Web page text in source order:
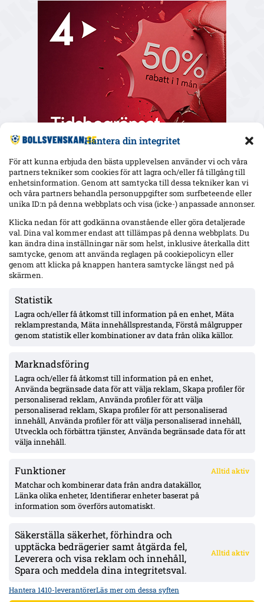
Hantera din integritet
För att kunna erbjuda den bästa upplevelsen använder vi och våra
partners tekniker som cookies för att lagra och/eller få tillgång till
enhetsinformation. Genom att samtycka till dessa tekniker kan vi
och våra partners behandla personuppgifter som surfbeteende eller
unika ID:n på denna webbplats och visa (icke-) anpassade annonser.
Klicka nedan för att godkänna ovanstående eller göra detaljerade
val. Dina val kommer endast att tillämpas på denna webbplats. Du
kan ändra dina inställningar när som helst, inklusive återkalla ditt
samtycke, genom att använda reglagen på cookiepolicyn eller
genom att klicka på knappen hantera samtycke längst ned på
skärmen.
Statistik
Lagra och/eller få åtkomst till information på en enhet, Mäta
reklamprestanda, Mäta innehållsprestanda, Förstå målgrupper
genom statistik eller kombinationer av data från olika källor.
Marknadsföring
Lagra och/eller få åtkomst till information på en enhet,
Använda begränsade data för att välja reklam, Skapa profiler för
personaliserad reklam, Använda profiler för att välja
personaliserad reklam, Skapa profiler för att personaliserad
innehåll, Använda profiler för att välja personaliserad innehåll,
Utveckla och förbättra tjänster, Använda begränsade data för att
välja innehåll.
Funktioner Alltid aktiv
Matchar och kombinerar data från andra datakällor,
Länka olika enheter, Identifierar enheter baserat på
information som överförs automatiskt.
Säkerställa säkerhet, förhindra och
upptäcka bedrägerier samt åtgärda fel,
Leverera och visa reklam och innehåll,
Spara och meddela dina integritetsval.
Alltid aktiv
Hantera 1410-leverantörerLäs mer om dessa syften
Senaste
föreningssamarbete – gör Tyrén spelklar för resten av
Superettan
Bekräftat: Sion Oppong klar för Toulouse – BP: en av klubbens
ÖSK jagar BP-anfallaren Elton Hedström: Norling har träffat
spelaren – lån resten av säsongen på bordet
Djurgården: A‑lagskontrakt för Vincent Larsson till 2029 –
lånas ut till Enskede IK resten av säsongen
Degerfors i djup kris – Playmaker AI: 73,8% risk för
direktnedflyttning
ÖVERSIKT
Nyheter & Reportage
Spelarbetyg
KONTAKT
kontakt@bollsvenskan.se
redaktionen@bollsvenskan.se
jobb@bollsvenskan.se
ÖVRIGT